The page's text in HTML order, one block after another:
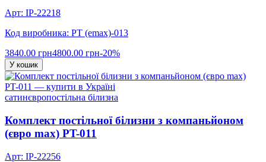
Арт: IP-22218
Код виробника: PT (emax)-013
3840.00 грн4800.00 грн-20%
У кошик
сатинєвропостільна білизна
Комплект постільної білизни з компаньйоном
(євро max) PT-011
Арт: IP-22256